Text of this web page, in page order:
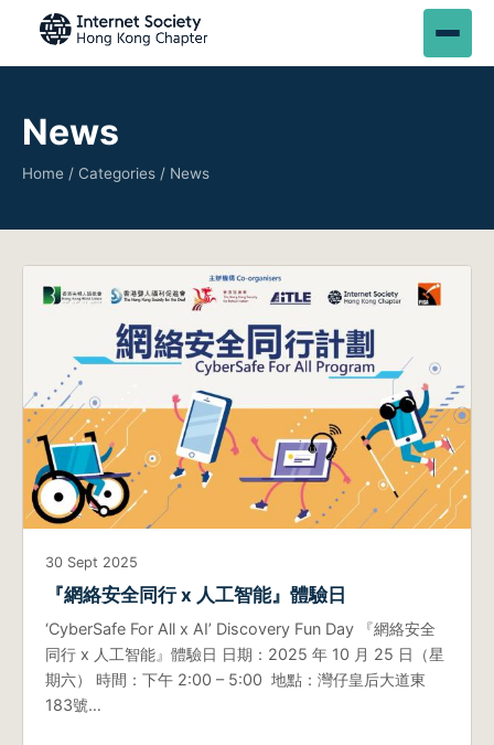
News
Home / Categories / News
30 Sept 2025
『網絡安全同行 x 人工智能』體驗日
‘CyberSafe For All x AI’ Discovery Fun Day 『網絡安全
同行 x 人工智能』體驗日 日期：2025 年 10 月 25 日（星
期六） 時間：下午 2:00 – 5:00 地點：灣仔皇后大道東
183號…